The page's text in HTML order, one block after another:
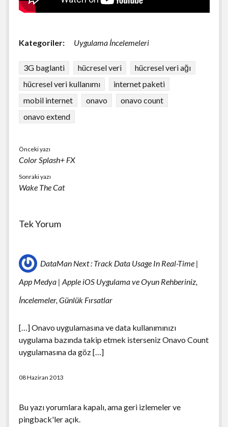
Kategoriler: Uygulama İncelemeleri
3G baglanti hücresel veri
hücresel veri ağı
hücresel veri kullanımı
internet paketi
mobil internet
onavo
onavo count
onavo extend
Önceki yazı
Color Splash+ FX
Sonraki yazı
Wake The Cat
Tek Yorum
DataMan Next : Track Data Usage In Real-Time |
App Medya | Apple iOS Uygulama ve Oyun Rehberiniz,
İncelemeler, Günlük Fırsatlar
[…] Onavo uygulamasına ve data kullanımınızı
uygulama bazında takip etmek isterseniz Onavo Count
uygulamasına da göz […]
08 Haziran 2013
Bu yazı yorumlara kapalı, amageri izlemelerve
pingback'ler açık.